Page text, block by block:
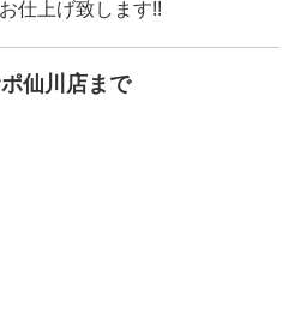
仕上げ致します!!
仙川店まで